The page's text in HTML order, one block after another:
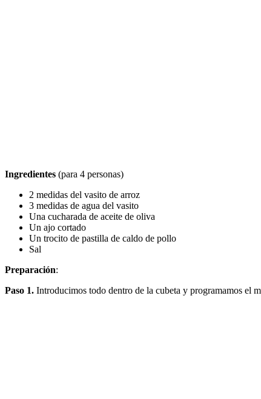
Ingredientes (para 4 personas)
2 medidas del vasito de arroz
3 medidas de agua del vasito
Una cucharada de aceite de oliva
Un ajo cortado
Un trocito de pastilla de caldo de pollo
Sal
Preparación:
Paso 1. Introducimos todo dentro de la cubeta y programamos el